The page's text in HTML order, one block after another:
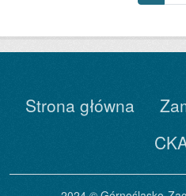
Strona główna